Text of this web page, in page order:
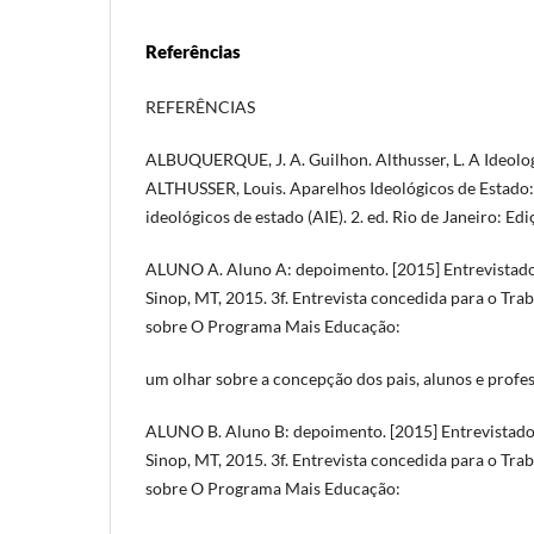
Referências
REFERÊNCIAS
ALBUQUERQUE, J. A. Guilhon. Althusser, L. A
ALTHUSSER, Louis. Aparelhos Ideológicos de
ideológicos de estado (AIE). 2. ed. Rio de Janeiro:
ALUNO A. Aluno A: depoimento. [2015]
Sinop, MT, 2015. 3f. Entrevista concedida para o
sobre O Programa Mais Educação:
um olhar sobre a concepção dos pais, alunos e
ALUNO B. Aluno B: depoimento. [2015]
Sinop, MT, 2015. 3f. Entrevista concedida para o
sobre O Programa Mais Educação: